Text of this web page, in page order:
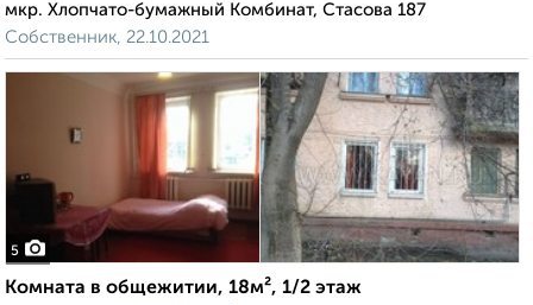
мкр. Хлопчато-бумажный Комбинат, Стасова 187
Собственник, 22.10.2021
5
Комната в общежитии, 18м², 1/2 этаж